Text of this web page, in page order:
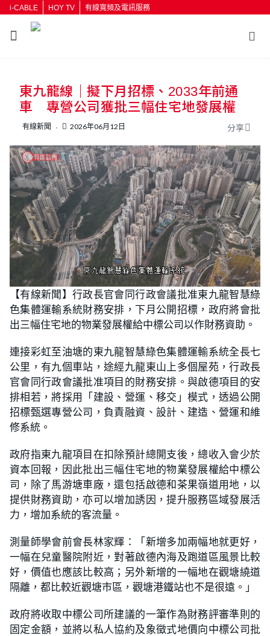
i-CABLE HOY TV 有線寬頻及電訊服務
按輸入鍵開始搜尋
東九龍線｜擬下月招標、2033年前通
車 專營公司獲批三幅住宅地發展權
有線新聞 2026年06月12日 分享
U
n
m
t
e
o
a
d
e
d
:
3
2
2
%
【有線新聞】行政長官會同行政會議批准東九龍智慧綠
色集體運輸系統財務安排，下月公開招標，政府將會批
出三幅住宅地的物業發展權給中標公司以作財務資助。
連接彩虹至油塘的東九龍智慧綠色集體運輸系統全長七
公里，有九個車站，途經九龍東山上多個屋苑，行政長
官會同行政會議批准項目的財務安排。與啟德項目的安
排相若，將採用「建設、營運、移交」模式，透過公開
招標甄選專營公司，負責融資、設計、建造、營運和維
修系統。
政府指東九龍項目在扣除預計總開支後，總收入會少於
資本回報，因此批出三幅住宅地的物業發展權給中標公
司，除了馬游塘車廠，還包括啟德和茶果嶺道用地，以
提供財務資助，亦可以增加誘因，提升服務區域發展活
力，增加系統的客流量。
測量師學會前會長林家輝：「新增多加兩幅地就更好，
一幅在兒童醫院附近，對著啟德內海及跑道區風景比較
好，價值也應該比較高；另外新增的一幅地在觀塘繞道
隔離，都比較近觀塘市區，觀塘港鐵站也不是很遠。」
政府將收取中標公司所建議的一筆作為財務評審準則的
固定金額，並將以私人協約及象徵式地價向中標公司批